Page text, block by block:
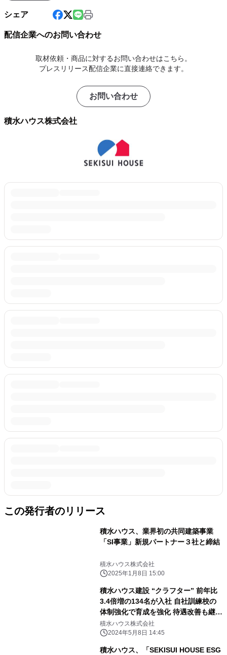
シェア
配信企業へのお問い合わせ
取材依頼・商品に対するお問い合わせはこちら。
プレスリリース配信企業に直接連絡できます。
お問い合わせ
積水ハウス株式会社
この発行者のリリース
積水ハウス、業界初の共同建築事業
「SI事業」新規パートナー３社と締結
積水ハウス株式会社
2025年1月8日 15:00
積水ハウス建設 “クラフター” 前年比
3.4倍増の134名が入社 自社訓練校の
体制強化で育成を強化 待遇改善も継続
働く魅力をさらに向上
積水ハウス株式会社
2024年5月8日 14:45
積水ハウス、「SEKISUI HOUSE ESG